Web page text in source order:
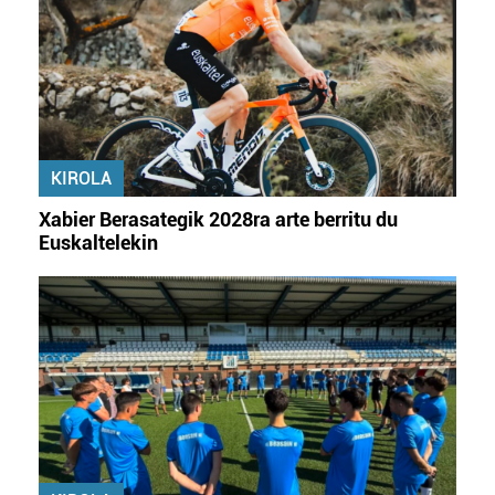
zure baimena Cookieen adierazpenean.
Webgune honek cookie propioak eta hirugarrenen cookie-
fitxategiak erabiltzen ditu. Zure esperientzia eta
zerbitzuak hobetzeko asmoz, cookie teknologiaz
baliatzen gara. Ohar hau onartuz gero, teknologia hori
erabiltzeko baimen esplizitua ematen diguzu.Gehiago
irakurri
KIROLA
Xabier Berasategik 2028ra arte berritu du
Euskaltelekin